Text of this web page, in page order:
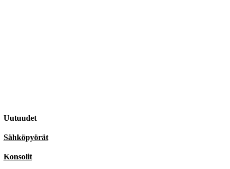
Uutuudet
Sähköpyörät
Konsolit